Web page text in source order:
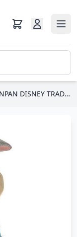
FIGURINE MINI PANPAN DISNEY TRADITIONS JIM SHORE